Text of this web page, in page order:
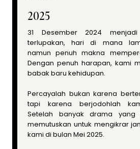
2025
31 Desember 2024
terlupakan, hari di mana
namun penuh makna
Dengan penuh harapan, kami
babak baru kehidupan.
Percayalah bukan karena
tapi karena berjodohlah
Setelah banyak drama
memutuskan untuk mengikrar
kami di bulan Mei 2025.